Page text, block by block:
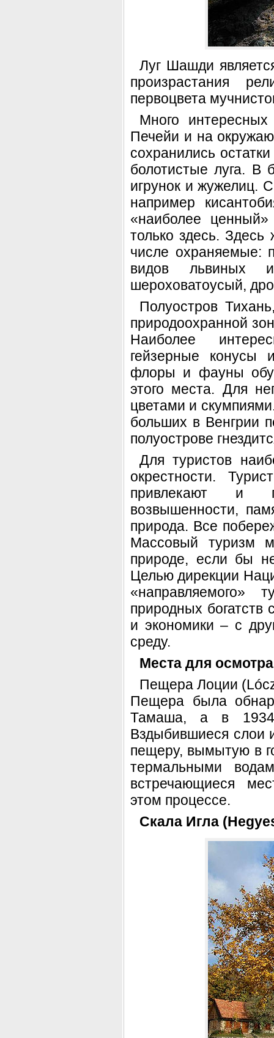
Луг Шашди
произрастания
первоцвета
Много
Печейи и на
сохранились
болотистые луга. В
игрунок и жужелиц.
например
«наиболее
только здесь.
числе охраняемые:
видов львиных
шероховатоусый,
Полуостров
природоохранной
Наиболее
гейзерные конусы
флоры и фауны
этого места. Для
цветами и
больших в Венгрии
полуострове
Для туристов
окрестности.
привлекают и
возвышенности,
природа. Все
Массовый туризм
природе, если бы
Целью дирекции
«направляемого»
природных
и экономики – с
среду.
Места для осмотра
Пещера Лоции
Пещера была
Тамаша, а в 1934
Вздыбившиеся слои
пещеру, вымытую в
термальными
встречающиеся
этом процессе.
Скала Игла